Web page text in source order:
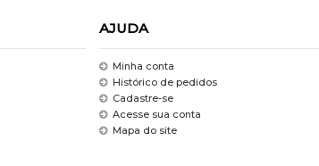
AJUDA
Minha conta
Histórico de pedidos
Cadastre-se
Acesse sua conta
Mapa do site